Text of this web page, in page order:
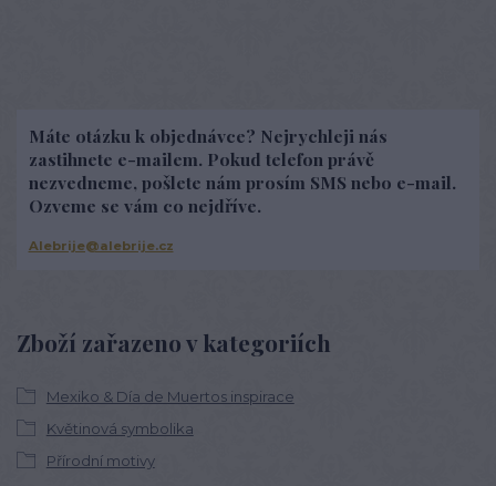
Zboží zařazeno v kategoriích
Mexiko & Día de Muertos inspirace
Květinová symbolika
Přírodní motivy
Máte otázku k objednávce? Nejrychleji nás
zastihnete e-mailem. Pokud telefon právě
nezvedneme, pošlete nám prosím SMS nebo e-mail.
Ozveme se vám co nejdříve.
Alebrije@alebrije.cz